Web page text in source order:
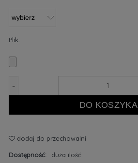
Plik:
-
DO KOSZYKA
dodaj do przechowalni
Dostępność: duża ilość